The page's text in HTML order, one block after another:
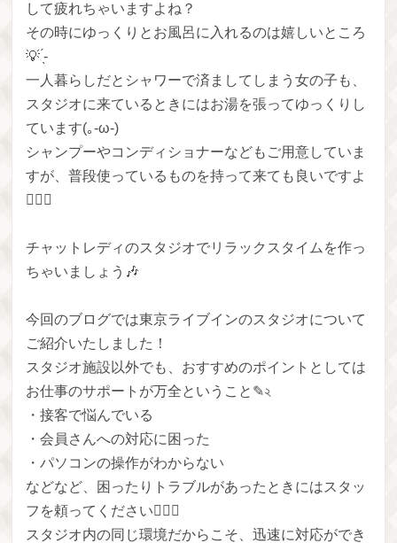
して疲れちゃいますよね？
その時にゆっくりとお風呂に入れるのは嬉しいところ
💡 ̖́-
一人暮らしだとシャワーで済ましてしまう女の子も、
スタジオに来ているときにはお湯を張ってゆっくりし
ています(｡-ω-)
シャンプーやコンディショナーなどもご用意していま
すが、普段使っているものを持って来ても良いですよ
👍🏻✨
チャットレディのスタジオでリラックスタイムを作っ
ちゃいましょう🎶
今回のブログでは東京ライブインのスタジオについて
ご紹介いたしました！
スタジオ施設以外でも、おすすめのポイントとしては
お仕事のサポートが万全ということ✎২
・接客で悩んでいる
・会員さんへの対応に困った
・パソコンの操作がわからない
などなど、困ったりトラブルがあったときにはスタッ
フを頼ってください🙋‍♀️✨
スタジオ内の同じ環境だからこそ、迅速に対応ができ